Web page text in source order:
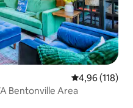
Évaluation
4,96 (118)
Bentonville Area